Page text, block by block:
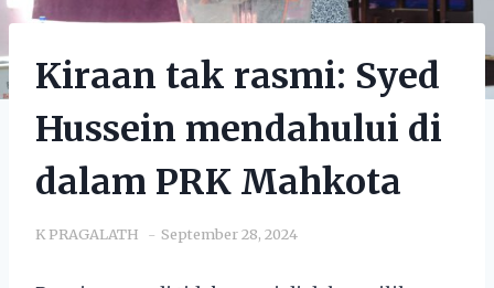
Kiraan tak rasmi: Syed
Hussein mendahului di
dalam PRK Mahkota
K PRAGALATH September 28, 2024